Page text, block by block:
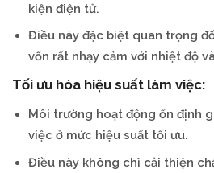
kiện điện tử.
Điều này đặc biệt quan trọng
vốn rất nhạy cảm với nhiệt độ
Tối ưu hóa hiệu suất làm việc:
Môi trường hoạt động ổn định
việc ở mức hiệu suất tối ưu.
Điều này không chỉ cải thiện